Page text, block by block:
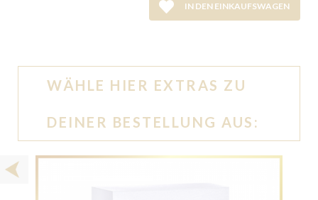
IN DEN EINKAUFSWAGEN
WÄHLE HIER EXTRAS ZU
DEINER BESTELLUNG AUS: